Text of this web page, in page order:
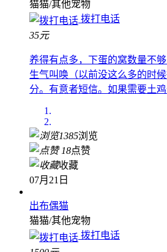
猫猫/其他宠物
拨打电话
35元
养得有点多，下蛋的窝数量不
生气叫唤（以前没这么多的时
分。有意者短信。如果需要土
1385浏览
18点赞
收藏
07月21日
出布偶猫
猫猫/其他宠物
拨打电话